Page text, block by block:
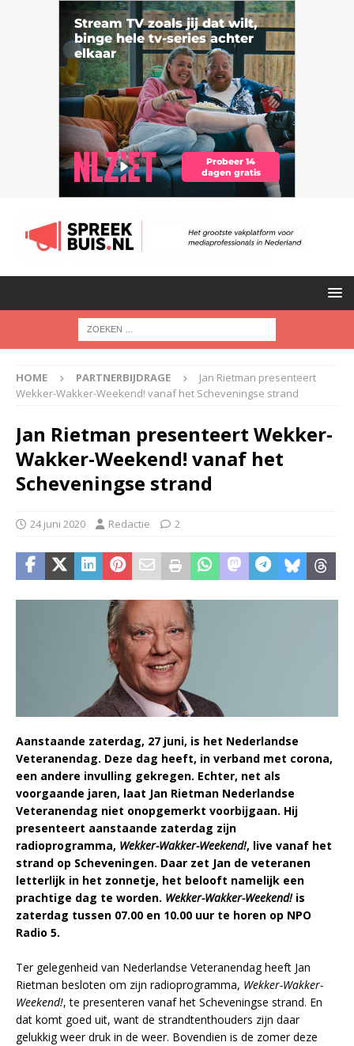
HOME PARTNERBIJDRAGE
Jan Rietman presenteert
Wekker-Wakker-Weekend! vanaf het Scheveningse strand
Jan Rietman presenteert Wekker-
Wakker-Weekend! vanaf het
Scheveningse strand
24 juni 2020 Redactie 2
Aanstaande zaterdag, 27 juni, is het Nederlandse
Veteranendag. Deze dag heeft, in verband met corona,
een andere invulling gekregen. Echter, net als
voorgaande jaren, laat Jan Rietman Nederlandse
Veteranendag niet onopgemerkt voorbijgaan. Hij
presenteert aanstaande zaterdag zijn
radioprogramma, Wekker-Wakker-Weekend!, live vanaf het
strand op Scheveningen. Daar zet Jan de veteranen
letterlijk in het zonnetje, het belooft namelijk een
prachtige dag te worden. Wekker-Wakker-Weekend!is
zaterdag tussen 07.00 en 10.00 uur te horen op NPO
Radio 5.
Ter gelegenheid van Nederlandse Veteranendag heeft Jan
Rietman besloten om zijn radioprogramma, Wekker-Wakker-
Weekend!, te presenteren vanaf het Scheveningse strand. En
dat komt goed uit, want de strandtenthouders zijn daar
gelukkig weer druk in de weer. Bovendien is de zomer deze